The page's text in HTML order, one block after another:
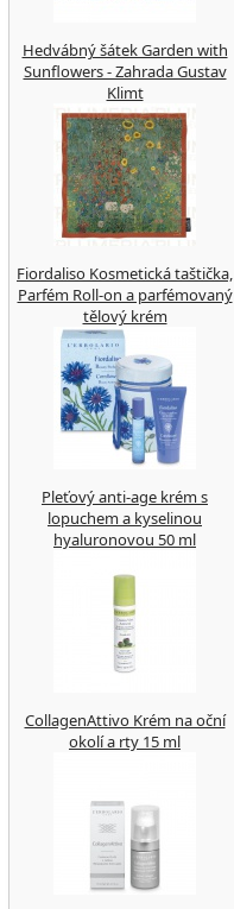
Hedvábný šátek Garden with
Sunflowers - Zahrada Gustav
Klimt
Fiordaliso Kosmetická taštička,
Parfém Roll-on a parfémovaný
tělový krém
Pleťový anti-age krém s
lopuchem a kyselinou
hyaluronovou 50 ml
CollagenAttivo Krém na oční
okolí a rty 15 ml